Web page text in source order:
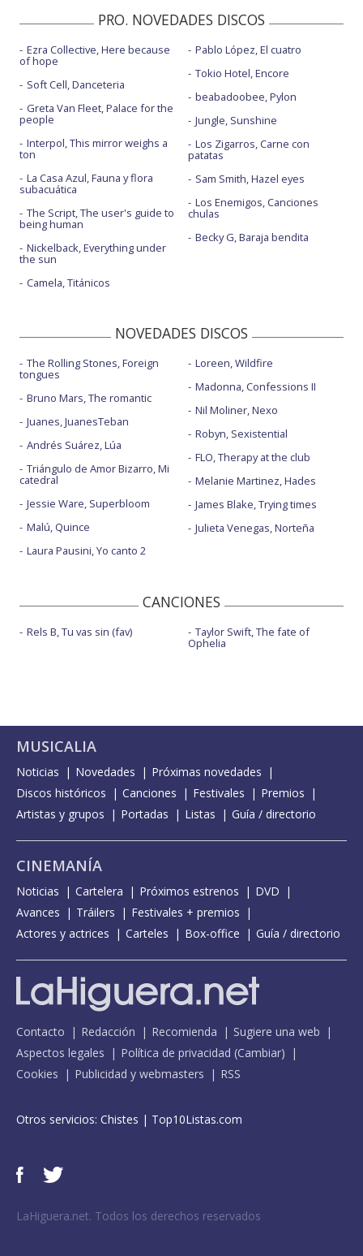
PRO. NOVEDADES DISCOS
Ezra Collective, Here because
of hope
Soft Cell, Danceteria
Greta Van Fleet, Palace for the
people
Interpol, This mirror weighs a
ton
La Casa Azul, Fauna y flora
subacuática
The Script, The user's guide to
being human
Nickelback, Everything under
the sun
Camela, Titánicos
Pablo López, El cuatro
Tokio Hotel, Encore
beabadoobee, Pylon
Jungle, Sunshine
Los Zigarros, Carne con
patatas
Sam Smith, Hazel eyes
Los Enemigos, Canciones
chulas
Becky G, Baraja bendita
NOVEDADES DISCOS
The Rolling Stones, Foreign
tongues
Bruno Mars, The romantic
Juanes, JuanesTeban
Andrés Suárez, Lúa
Triángulo de Amor Bizarro, Mi
catedral
Jessie Ware, Superbloom
Malú, Quince
Laura Pausini, Yo canto 2
Loreen, Wildfire
Madonna, Confessions II
Nil Moliner, Nexo
Robyn, Sexistential
FLO, Therapy at the club
Melanie Martinez, Hades
James Blake, Trying times
Julieta Venegas, Norteña
CANCIONES
Rels B, Tu vas sin (fav) Taylor Swift, The fate of
Ophelia
MUSICALIA
Noticias Novedades
Próximas novedades
Discos históricos
Canciones Festivales
Premios
Artistas y grupos
Portadas Listas Guía / directorio
CINEMANÍA
Noticias Cartelera Próximos estrenos
DVD
Avances
Tráilers
Festivales + premios
Actores y actrices
Carteles Box-office Guía / directorio
Contacto Redacción Recomienda
Sugiere una web
Aspectos legales
Política de privacidad (Cambiar)
Cookies
Publicidad y webmasters RSS
Otros servicios: Chistes | Top10Listas.com
LaHiguera.net. Todos los derechos reservados